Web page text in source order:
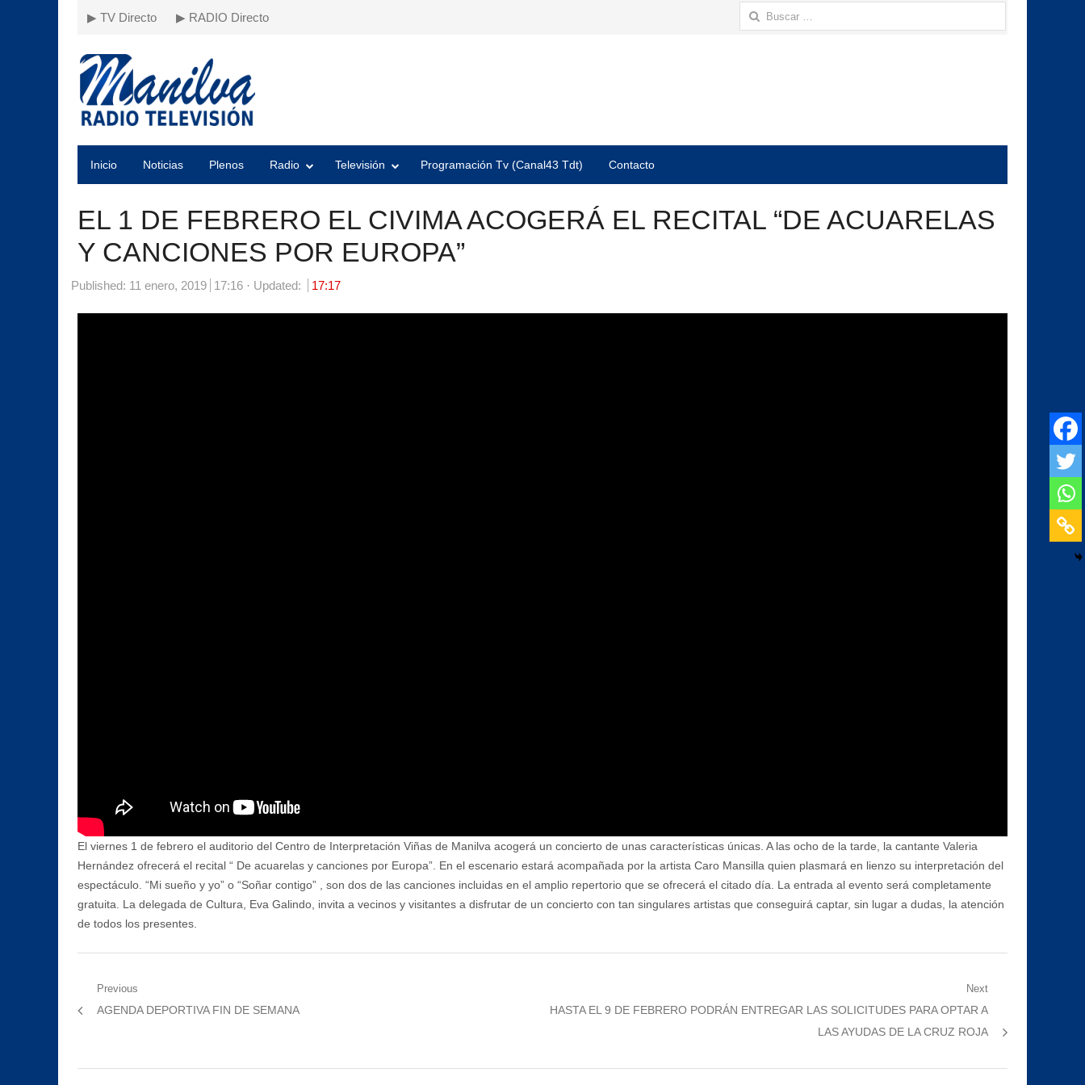
▶ TV Directo ▶ RADIO Directo Buscar:
Inicio Noticias Plenos Radio Televisión Programación Tv (Canal43 Tdt) Contacto
EL 1 DE FEBRERO EL CIVIMA ACOGERÁ EL RECITAL “DE ACUARELAS
Y CANCIONES POR EUROPA”
Published: 11 enero, 2019 17:16 Updated: 17:17
El viernes 1 de febrero el auditorio del Centro de Interpretación Viñas de Manilva acogerá un concierto de unas características únicas. A las ocho de la tarde, la cantante Valeria
Hernández ofrecerá el recital “ De acuarelas y canciones por Europa”. En el escenario estará acompañada por la artista Caro Mansilla quien plasmará en lienzo su interpretación del
espectáculo. “Mi sueño y yo” o “Soñar contigo” , son dos de las canciones incluidas en el amplio repertorio que se ofrecerá el citado día. La entrada al evento será completamente
gratuita. La delegada de Cultura, Eva Galindo, invita a vecinos y visitantes a disfrutar de un concierto con tan singulares artistas que conseguirá captar, sin lugar a dudas, la atención
de todos los presentes.
Navegación
de
Previous
Previous
AGENDA DEPORTIVA FIN DE SEMANA
Next
Next
HASTA EL 9 DE FEBRERO PODRÁN ENTREGAR LAS SOLICITUDES PARA OPTAR A
LAS AYUDAS DE LA CRUZ ROJA